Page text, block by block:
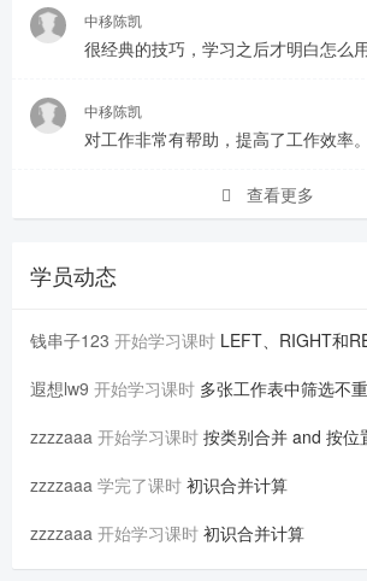
中移陈凯
很经典的技巧，学习之后才明白怎么
中移陈凯
对工作非常有帮助，提高了工作效率。
查看更多
学员动态
钱串子123 开始学习课时 LEFT、RIGHT和
遐想lw9 开始学习课时 多张工作表中筛选不
zzzzaaa 开始学习课时 按类别合并 and 按位
zzzzaaa 学完了课时 初识合并计算
zzzzaaa 开始学习课时 初识合并计算